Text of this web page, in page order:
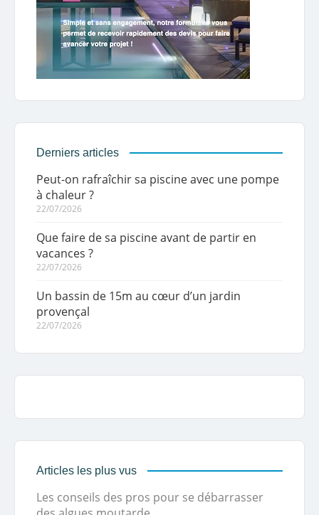
Derniers articles
Peut-on rafraîchir sa piscine avec une pompe
à chaleur ?
22/07/2026
Que faire de sa piscine avant de partir en
vacances ?
22/07/2026
Un bassin de 15m au cœur d’un jardin
provençal
22/07/2026
Articles les plus vus
Les conseils des pros pour se débarrasser